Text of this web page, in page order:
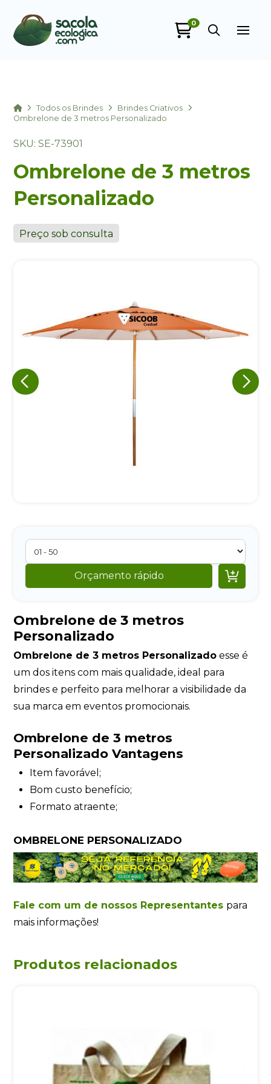
0
HomeTodos os Brindes
Brindes Criativos
Ombrelone de 3 metros Personalizado
SKU: SE-73901
Ombrelone de 3 metros
Personalizado
Preço sob consulta
Orçamento rápido 
Ombrelone de 3 metros
Personalizado
Ombrelone de 3 metros Personalizado esse é
um dos itens com mais qualidade, ideal para
brindes e perfeito para melhorar a visibilidade da
sua marca em eventos promocionais.
Ombrelone de 3 metros
Personalizado Vantagens
Item favorável;
Bom custo benefício;
Formato atraente;
OMBRELONE PERSONALIZADO
Fale com um de nossos Representantes para
mais informações!
Produtos relacionados
Eu concordo em receber comunicações.
A nossa empresa está comprometida a proteger e respeitar
sua privacidade, utilizaremos seus dados apenas para fins
de marketing. Você pode alterar suas preferências a
Iniciar conversa